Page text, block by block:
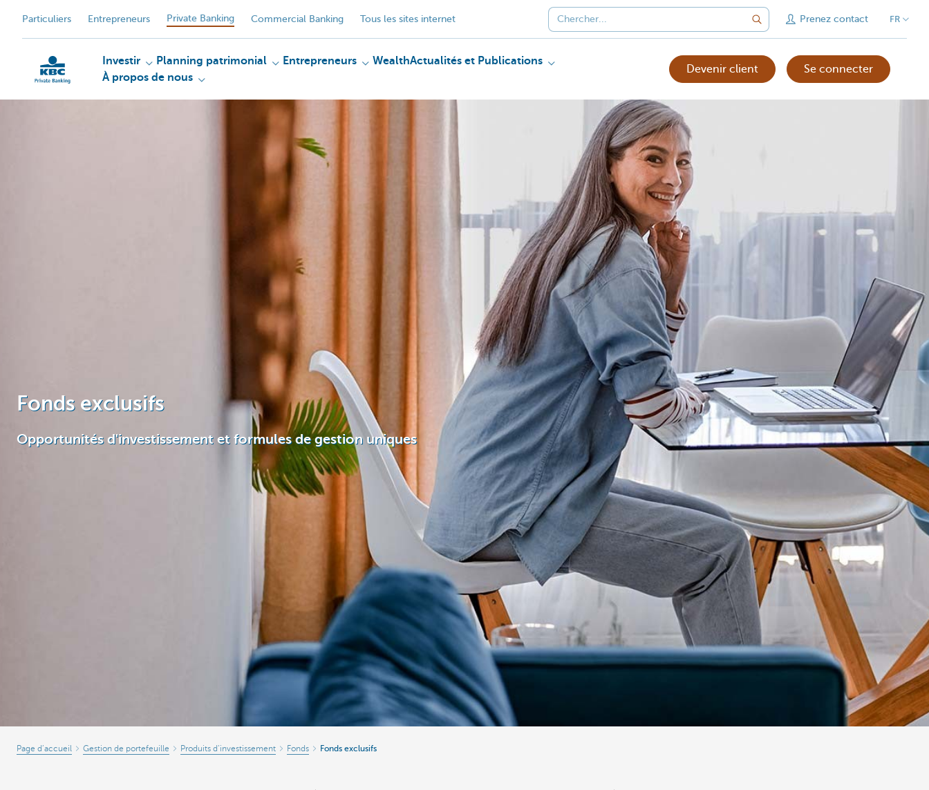
Particuliers Entrepreneurs Private Banking Commercial Banking Tous les sites internet Prenez contact FR
Investir Planning patrimonial Entrepreneurs WealthActualités et Publications
À propos de nous
Devenir client Se connecter
Fonds exclusifs
Opportunités d'investissement et formules de gestion uniques
Page d’accueil Gestion de portefeuille Produits d’investissement Fonds Fonds exclusifs